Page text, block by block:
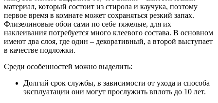
материал, который состоит из стирола и каучука, поэтому
первое время в комнате может сохраняться резкий запах.
Флизелиновые обои сами по себе тяжелые, для их
наклеивания потребуется много клеевого состава. В основном
имеют два слоя, где один – декоративный, а второй выступает
в качестве подложки.
Среди особенностей можно выделить:
Долгий срок службы, в зависимости от ухода и способа
эксплуатации они могут прослужить вплоть до 10 лет.